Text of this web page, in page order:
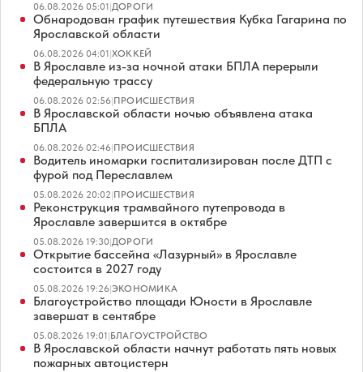
06.08.2026 05:01|ДОРОГИ
Обнародован график путешествия Кубка Гагарина по
Ярославской области
06.08.2026 04:01|ХОККЕЙ
В Ярославле из-за ночной атаки БПЛА перерыли
федеральную трассу
06.08.2026 02:56|ПРОИСШЕСТВИЯ
В Ярославской области ночью объявлена атака
БПЛА
06.08.2026 02:46|ПРОИСШЕСТВИЯ
Водитель иномарки госпитализирован после ДТП с
фурой под Переславлем
05.08.2026 20:02|ПРОИСШЕСТВИЯ
Реконструкция трамвайного путепровода в
Ярославле завершится в октябре
05.08.2026 19:30|ДОРОГИ
Открытие бассейна «Лазурный» в Ярославле
состоится в 2027 году
05.08.2026 19:26|ЭКОНОМИКА
Благоустройство площади Юности в Ярославле
завершат в сентябре
05.08.2026 19:01|БЛАГОУСТРОЙСТВО
В Ярославской области начнут работать пять новых
пожарных автоцистерн